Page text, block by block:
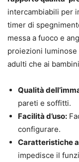
intercambiabili per
timer di
messa a fuoco e
proiezioni
adulti che ai
Qualità
pareti e soffitti.
Facilità d’uso:
configurare.
Caratteristiche
impedisce il